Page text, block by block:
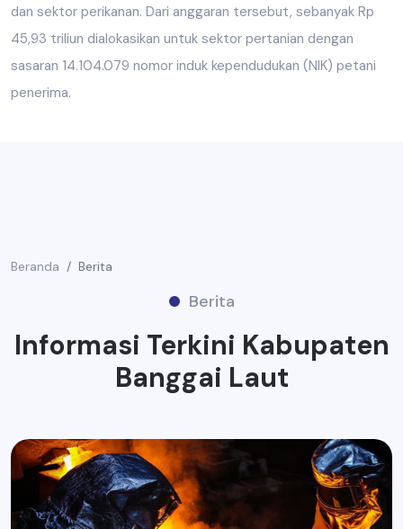
dan sektor perikanan. Dari anggaran tersebut, sebanyak Rp
45,93 triliun dialokasikan untuk sektor pertanian dengan
sasaran 14.104.079 nomor induk kependudukan (NIK) petani
penerima.
Beranda Berita
Berita
Informasi Terkini Kabupaten
Banggai Laut